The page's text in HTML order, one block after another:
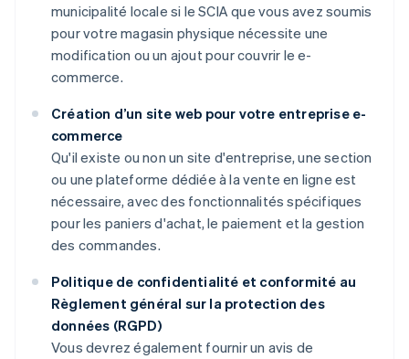
municipalité locale si le SCIA que vous avez soumis
pour votre magasin physique nécessite une
modification ou un ajout pour couvrir le e-
commerce.
Création d’un site web pour votre entreprise e-
commerce
Qu'il existe ou non un site d'entreprise, une section
ou une plateforme dédiée à la vente en ligne est
nécessaire, avec des fonctionnalités spécifiques
pour les paniers d'achat, le paiement et la gestion
des commandes.
Politique de confidentialité et conformité au
Règlement général sur la protection des
données (RGPD)
Vous devrez également fournir un avis de